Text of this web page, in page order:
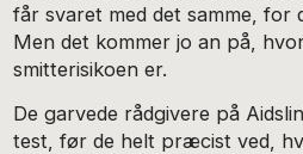
får svaret med det samme, for
Men det kommer jo an på,
smitterisikoen er.
De garvede rådgivere på
test, før de helt præcist ved,